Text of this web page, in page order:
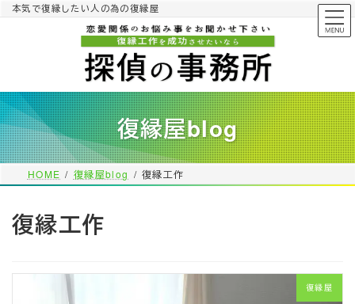
へ
ス
キ
ッ
プ
ョ
ン
に
移
動
本気で復縁したい人の為の復縁屋
復縁屋blog
HOME 復縁屋blog 復縁工作
復縁工作
復縁屋